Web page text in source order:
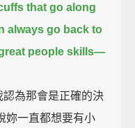
that go along
always go back to
people skills—
為那會是正確的決
妳一直都想要有小